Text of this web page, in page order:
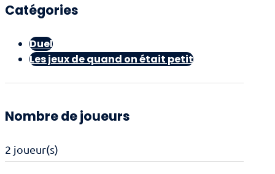
Catégories
Duel
Les jeux de quand on était petit
Nombre de joueurs
2 joueur(s)